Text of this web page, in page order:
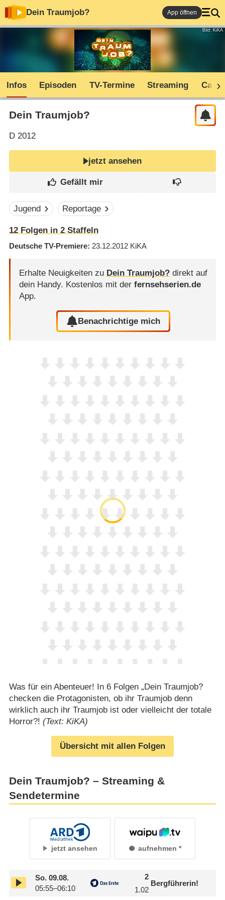
Dein Traumjob? App öffnen
Bild: KiKA
Infos Episoden TV-Termine Streaming Cast
Dein Traumjob?
D2012
jetzt ansehen
Jugend Reportage
12Folgen in 2Staffeln
Deutsche TV-Premiere 23.12.2012 KiKA
Erhalte Neuigkeiten zu Dein Traumjob?direkt auf
dein Handy. Kostenlos mit der fernsehserien.de
App.
Benachrichtige mich
Was für ein Abenteuer! In 6 Folgen „Dein Traumjob?
checken die Protagonisten, ob ihr Traumjob denn
wirklich auch ihr Traumjob ist oder vielleicht der totale
Horror?! (Text: KiKA)
Übersicht mit allen Folgen
Dein Traumjob? – Streaming &
Sendetermine
jetzt ansehen aufnehmen
So.09.08.
05:55–06:10
2
1.02
Bergführerin!